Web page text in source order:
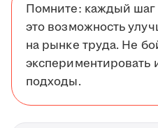
Помните: каждый
это возможность
на рынке труда. Не
экспериментировать
подходы.